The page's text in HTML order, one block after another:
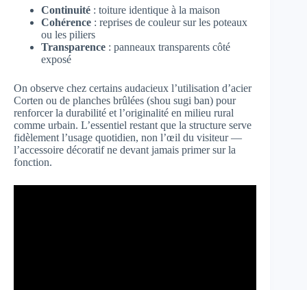
Continuité : toiture identique à la maison
Cohérence : reprises de couleur sur les poteaux
ou les piliers
Transparence : panneaux transparents côté
exposé
On observe chez certains audacieux l’utilisation d’acier
Corten ou de planches brûlées (shou sugi ban) pour
renforcer la durabilité et l’originalité en milieu rural
comme urbain. L’essentiel restant que la structure serve
fidèlement l’usage quotidien, non l’œil du visiteur —
l’accessoire décoratif ne devant jamais primer sur la
fonction.